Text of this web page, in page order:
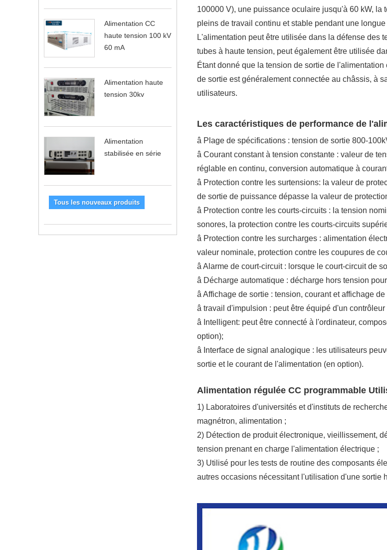
Alimentation CC
haute tension 100 kV
60 mA
Alimentation haute
tension 30kv
Alimentation
stabilisée en série
Tous les nouveaux produits
100000 V), une puissance oculaire jusqu'à 60 kW,
pleins de travail continu et stable pendant une
L'alimentation peut être utilisée dans la défense des
tubes à haute tension, peut également être utilisée
Étant donné que la tension de sortie de
de sortie est généralement connectée au châssis, à
utilisateurs.
Les caractéristiques de performance de
â Plage de spécifications : tension de sortie 800-
â Courant constant à tension constante : valeur de
réglable en continu, conversion automatique à
â Protection contre les surtensions: la valeur de
de sortie de puissance dépasse la valeur de
â Protection contre les courts-circuits : la tension
sonores, la protection contre les courts-circuits
â Protection contre les surcharges : alimentation
valeur nominale, protection contre les coupures de
â Alarme de court-circuit : lorsque le court-circuit de
â Décharge automatique : décharge hors tension
â Affichage de sortie : tension, courant et affichage
â travail d'impulsion : peut être équipé d'un
â Intelligent: peut être connecté à l'ordinateur,
option);
â Interface de signal analogique : les utilisateurs
sortie et le courant de l'alimentation (en option).
Alimentation régulée CC programmable
1) Laboratoires d'universités et d'instituts de
magnétron, alimentation ;
2) Détection de produit électronique, vieillissement,
tension prenant en charge l'alimentation électrique ;
3) Utilisé pour les tests de routine des composants
autres occasions nécessitant l'utilisation d'une sortie